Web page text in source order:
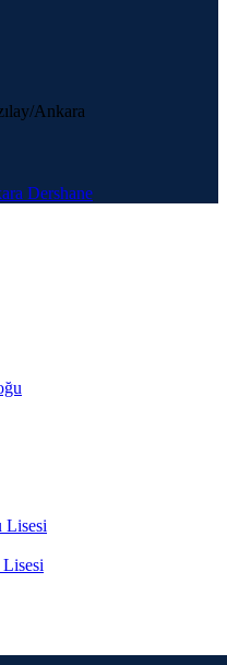
Ankara
Dershane
Lisesi